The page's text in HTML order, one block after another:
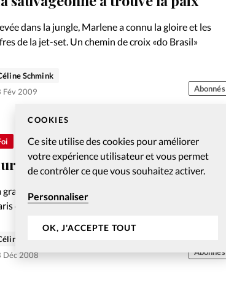
COOKIES
Ce site utilise des cookies pour améliorer
votre expérience utilisateur et vous permet
de contrôler ce que vous souhaitez activer.
Personnaliser
OK, J'ACCEPTE TOUT
dans la jungle, Marlene a connu la gloire et les
de la jet-set. Un chemin de croix «do Brasil»
Schmink
Fév 2009
Abonnés
à la Madeleine
grande chorale de jeunes européenne a fait escale à
début décembre dans une église pleine à craquer
Schmink
Déc 2008
Abonnés